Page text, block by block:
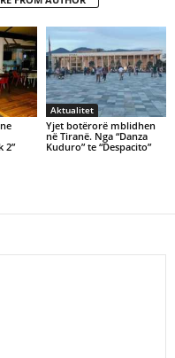
2”
Aktualitet
Yjet botërorë mblidhen
në Tiranë. Nga “Danza
Kuduro” te “Despacito”